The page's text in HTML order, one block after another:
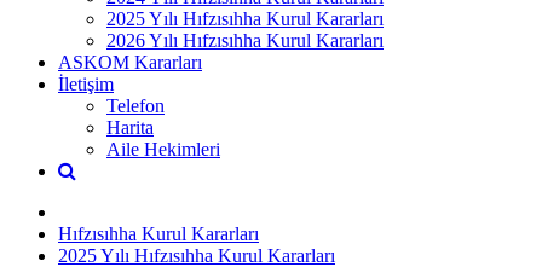
2025 Yılı Hıfzısıhha Kurul Kararları
2026 Yılı Hıfzısıhha Kurul Kararları
ASKOM Kararları
İletişim
Telefon
Harita
Aile Hekimleri
Hıfzısıhha Kurul Kararları
2025 Yılı Hıfzısıhha Kurul Kararları